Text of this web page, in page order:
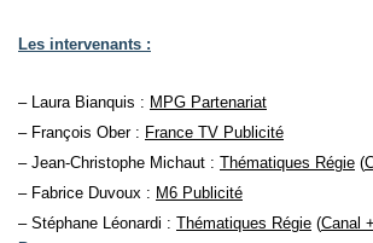
Les intervenants :
– Laura Bianquis : MPG Partenariat
– François Ober : France TV Publicité
– Jean-Christophe Michaut : Thématiques Régie (
– Fabrice Duvoux : M6 Publicité
– Stéphane Léonardi : Thématiques Régie (Canal +